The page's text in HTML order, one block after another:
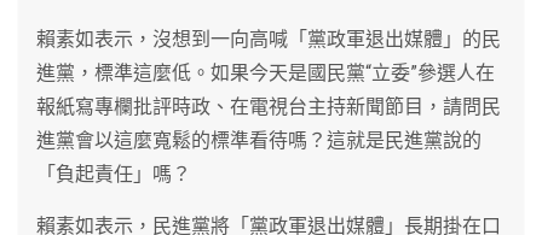
賴素如表示，沒想到一向高喊「黨政軍退出媒體」的民
進黨，標準這麼低。如果今天是國民黨“立委”參選人在
報紙寫專欄批評時政、在電視台主持新聞節目，請問民
進黨會以這麼寬鬆的標準看待嗎？這就是民進黨說的
「負起責任」嗎？
賴素如表示，民進黨將「黨政軍退出媒體」長期掛在口